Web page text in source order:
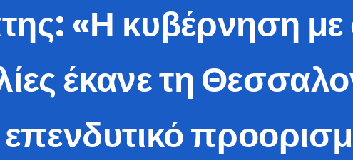
«Η κυβέρνηση με
έκανε τη
επενδυτικό